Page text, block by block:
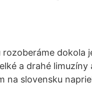
rozoberáme dokola
a drahé limuzíny
na slovensku